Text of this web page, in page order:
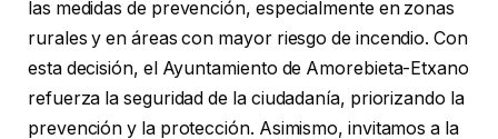
las medidas de prevención, especialmente en zonas
rurales y en áreas con mayor riesgo de incendio. Con
esta decisión, el Ayuntamiento de Amorebieta-Etxano
refuerza la seguridad de la ciudadanía, priorizando la
prevención y la protección. Asimismo, invitamos a la